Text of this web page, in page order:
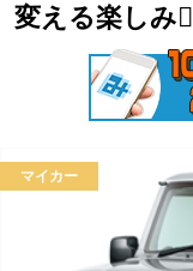
変える楽しみ
マイカー